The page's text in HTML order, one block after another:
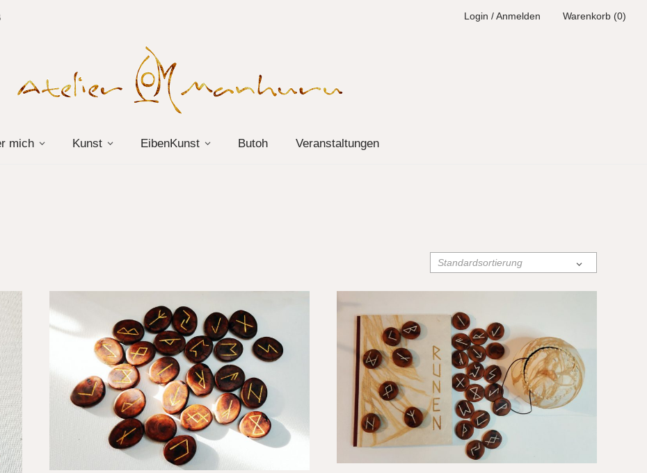
Login / Anmelden Warenkorb (0)
mich Kunst EibenKunst Butoh Veranstaltungen